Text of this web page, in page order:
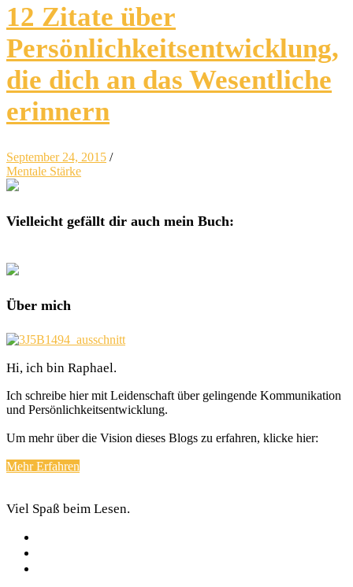
12 Zitate über
Persönlichkeitsentwicklung,
die dich an das Wesentliche
erinnern
September 24, 2015 /
Mentale Stärke
Vielleicht gefällt dir auch mein Buch:
Über mich
Hi, ich bin Raphael.
Ich schreibe hier mit Leidenschaft über gelingende Kommunikation
und Persönlichkeitsentwicklung.
Um mehr über die Vision dieses Blogs zu erfahren, klicke hier:
Mehr Erfahren
Viel Spaß beim Lesen.